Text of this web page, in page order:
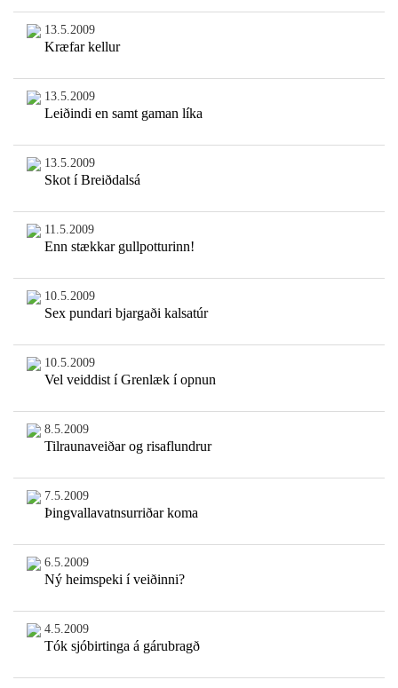
13.5.2009
Kræfar kellur
13.5.2009
Leiðindi en samt gaman líka
13.5.2009
Skot í Breiðdalsá
11.5.2009
Enn stækkar gullpotturinn!
10.5.2009
Sex pundari bjargaði kalsatúr
10.5.2009
Vel veiddist í Grenlæk í opnun
8.5.2009
Tilraunaveiðar og risaflundrur
7.5.2009
Þingvallavatnsurriðar koma
6.5.2009
Ný heimspeki í veiðinni?
4.5.2009
Tók sjóbirtinga á gárubragð